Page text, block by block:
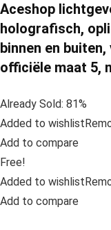
Aceshop
holografisch,
binnen en
officiële maat 5,
Already Sold: 81%
Added to
Add to compare
Free!
Added to
Add to compare